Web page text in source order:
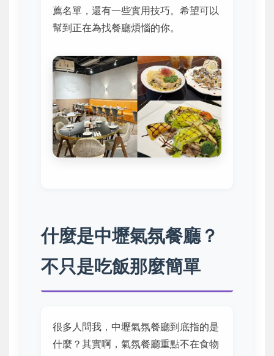
薦名單，還有一些實用技巧。希望可以
幫到正在為找餐廳煩惱的你。
什麼是中壢氣氛餐廳？
不只是吃飯那麼簡單
很多人問我，中壢氣氛餐廳到底指的是
什麼？其實啊，氣氛餐廳重點不在食物